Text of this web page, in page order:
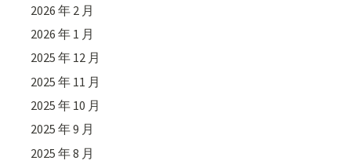
2026 年 2 月
2026 年 1 月
2025 年 12 月
2025 年 11 月
2025 年 10 月
2025 年 9 月
2025 年 8 月